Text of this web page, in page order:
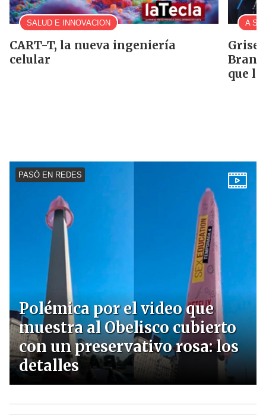
SALUD E INNOVACION
CART-T, la nueva ingeniería
celular
A
que
PASÓ EN REDES
Polémica por el video que
muestra al Obelisco cubierto
con un preservativo rosa: los
detalles